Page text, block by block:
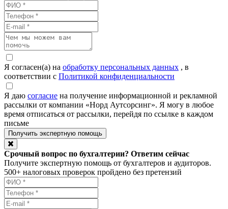
Я согласен(а) на обработку персональных данных , в
соответствии с Политикой конфиденциальности
Я даю согласие на получение информационной и рекламной
рассылки от компании «Норд Аутсорсинг». Я могу в любое
время отписаться от рассылки, перейдя по ссылке в каждом
письме
Срочный вопрос по бухгалтерии? Ответим сейчас
Получите экспертную помощь от бухгалтеров и аудиторов.
500+ налоговых проверок пройдено без претензий